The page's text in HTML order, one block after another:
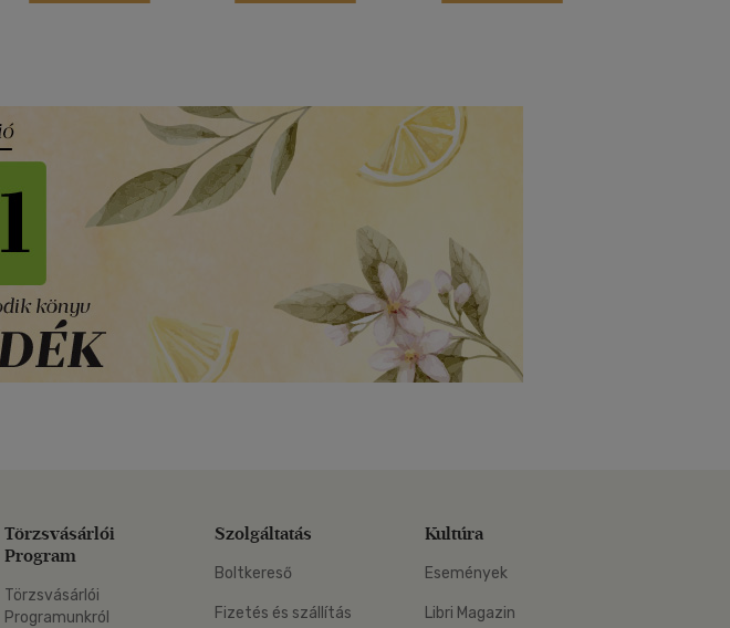
Törzsvásárlói
Program
Törzsvásárlói
Programunkról
Szolgáltatás
Boltkereső
Fizetés és szállítás
Kultúra
Események
Libri Magazin